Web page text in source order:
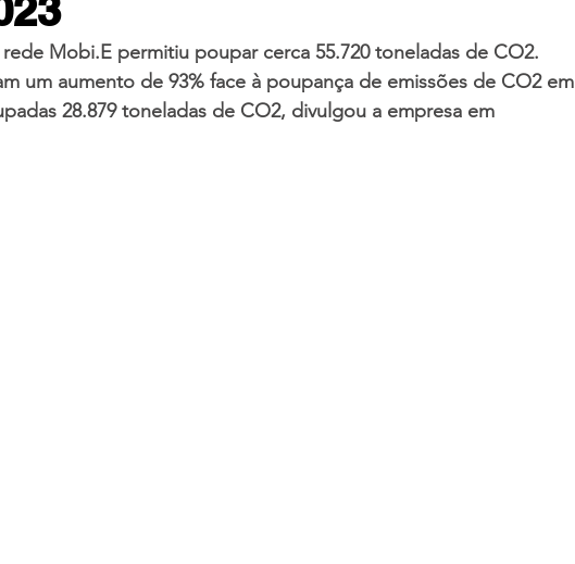
rede Mobi.E permitiu poupar cerca 55.720 toneladas de CO2.
um aumento de 93% face à poupança de emissões de CO2 em
28.879 toneladas de CO2, divulgou a empresa em